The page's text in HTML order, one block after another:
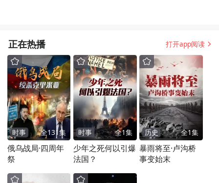
正在热播 打开app阅读
时事 全131集
俄乌战局·四周年
祭
时事 全1集
少年之死何以引爆
法国？
历史 全1集
暴雨将至·卢沟桥
事变始末